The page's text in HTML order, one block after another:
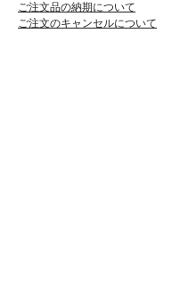
ご注文品の納期について
ご注文のキャンセルについて